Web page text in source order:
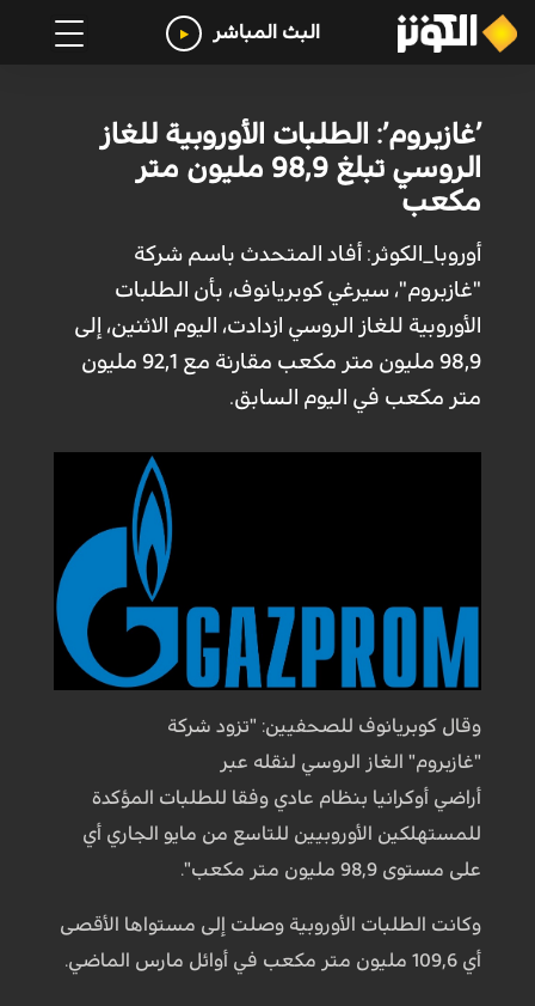
البث المباشر
’غازبروم’: الطلبات الأوروبية للغاز
الروسي تبلغ 98,9 مليون متر
مكعب
أوروبا_الكوثر: أفاد المتحدث باسم شركة
"غازبروم"، سيرغي كوبريانوف، بأن الطلبات
الأوروبية للغاز الروسي ازدادت، اليوم الاثنين، إلى
98,9 مليون متر مكعب مقارنة مع 92,1 مليون
متر مكعب في اليوم السابق.
وقال كوبريانوف للصحفيين: "تزود شركة
"غازبروم" الغاز الروسي لنقله عبر
أراضي أوكرانيا بنظام عادي وفقا للطلبات المؤكدة
للمستهلكين الأوروبيين للتاسع من مايو الجاري أي
على مستوى 98,9 مليون متر مكعب".
وكانت الطلبات الأوروبية وصلت إلى مستواها الأقصى
أي 109,6 مليون متر مكعب في أوائل مارس الماضي.